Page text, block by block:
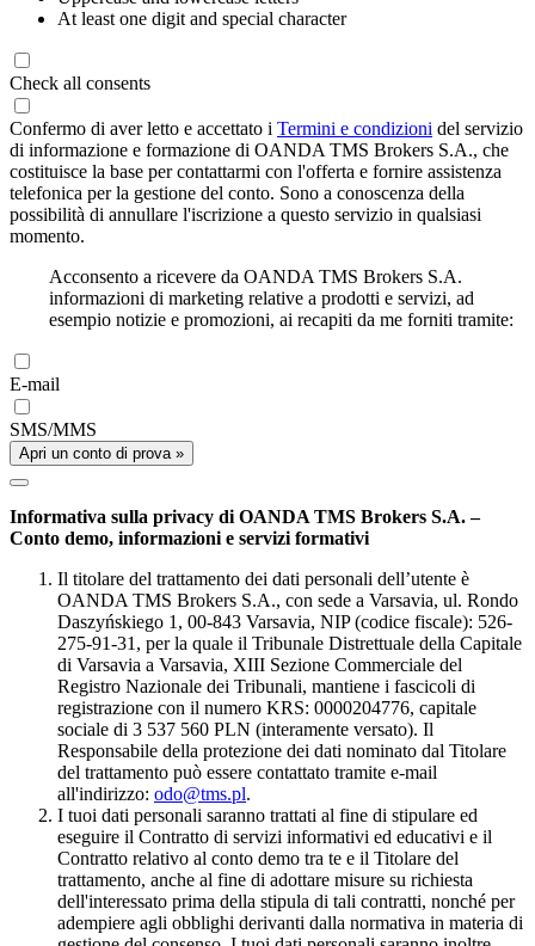
At least one digit and special character
Check all consents
Confermo di aver letto e accettato i Termini e condizioni del servizio
di informazione e formazione di OANDA TMS Brokers S.A., che
costituisce la base per contattarmi con l'offerta e fornire assistenza
telefonica per la gestione del conto. Sono a conoscenza della
possibilità di annullare l'iscrizione a questo servizio in qualsiasi
momento.
Acconsento a ricevere da OANDA TMS Brokers S.A.
informazioni di marketing relative a prodotti e servizi, ad
esempio notizie e promozioni, ai recapiti da me forniti tramite:
E-mail
SMS/MMS
Apri un conto di prova »
Informativa sulla privacy di OANDA TMS Brokers S.A. –
Conto demo, informazioni e servizi formativi
Il titolare del trattamento dei dati personali dell’utente è
OANDA TMS Brokers S.A., con sede a Varsavia, ul. Rondo
Daszyńskiego 1, 00-843 Varsavia, NIP (codice fiscale): 526-
275-91-31, per la quale il Tribunale Distrettuale della Capitale
di Varsavia a Varsavia, XIII Sezione Commerciale del
Registro Nazionale dei Tribunali, mantiene i fascicoli di
registrazione con il numero KRS: 0000204776, capitale
sociale di 3 537 560 PLN (interamente versato). Il
Responsabile della protezione dei dati nominato dal Titolare
del trattamento può essere contattato tramite e-mail
all'indirizzo: odo@tms.pl.
I tuoi dati personali saranno trattati al fine di stipulare ed
eseguire il Contratto di servizi informativi ed educativi e il
Contratto relativo al conto demo tra te e il Titolare del
trattamento, anche al fine di adottare misure su richiesta
dell'interessato prima della stipula di tali contratti, nonché per
adempiere agli obblighi derivanti dalla normativa in materia di